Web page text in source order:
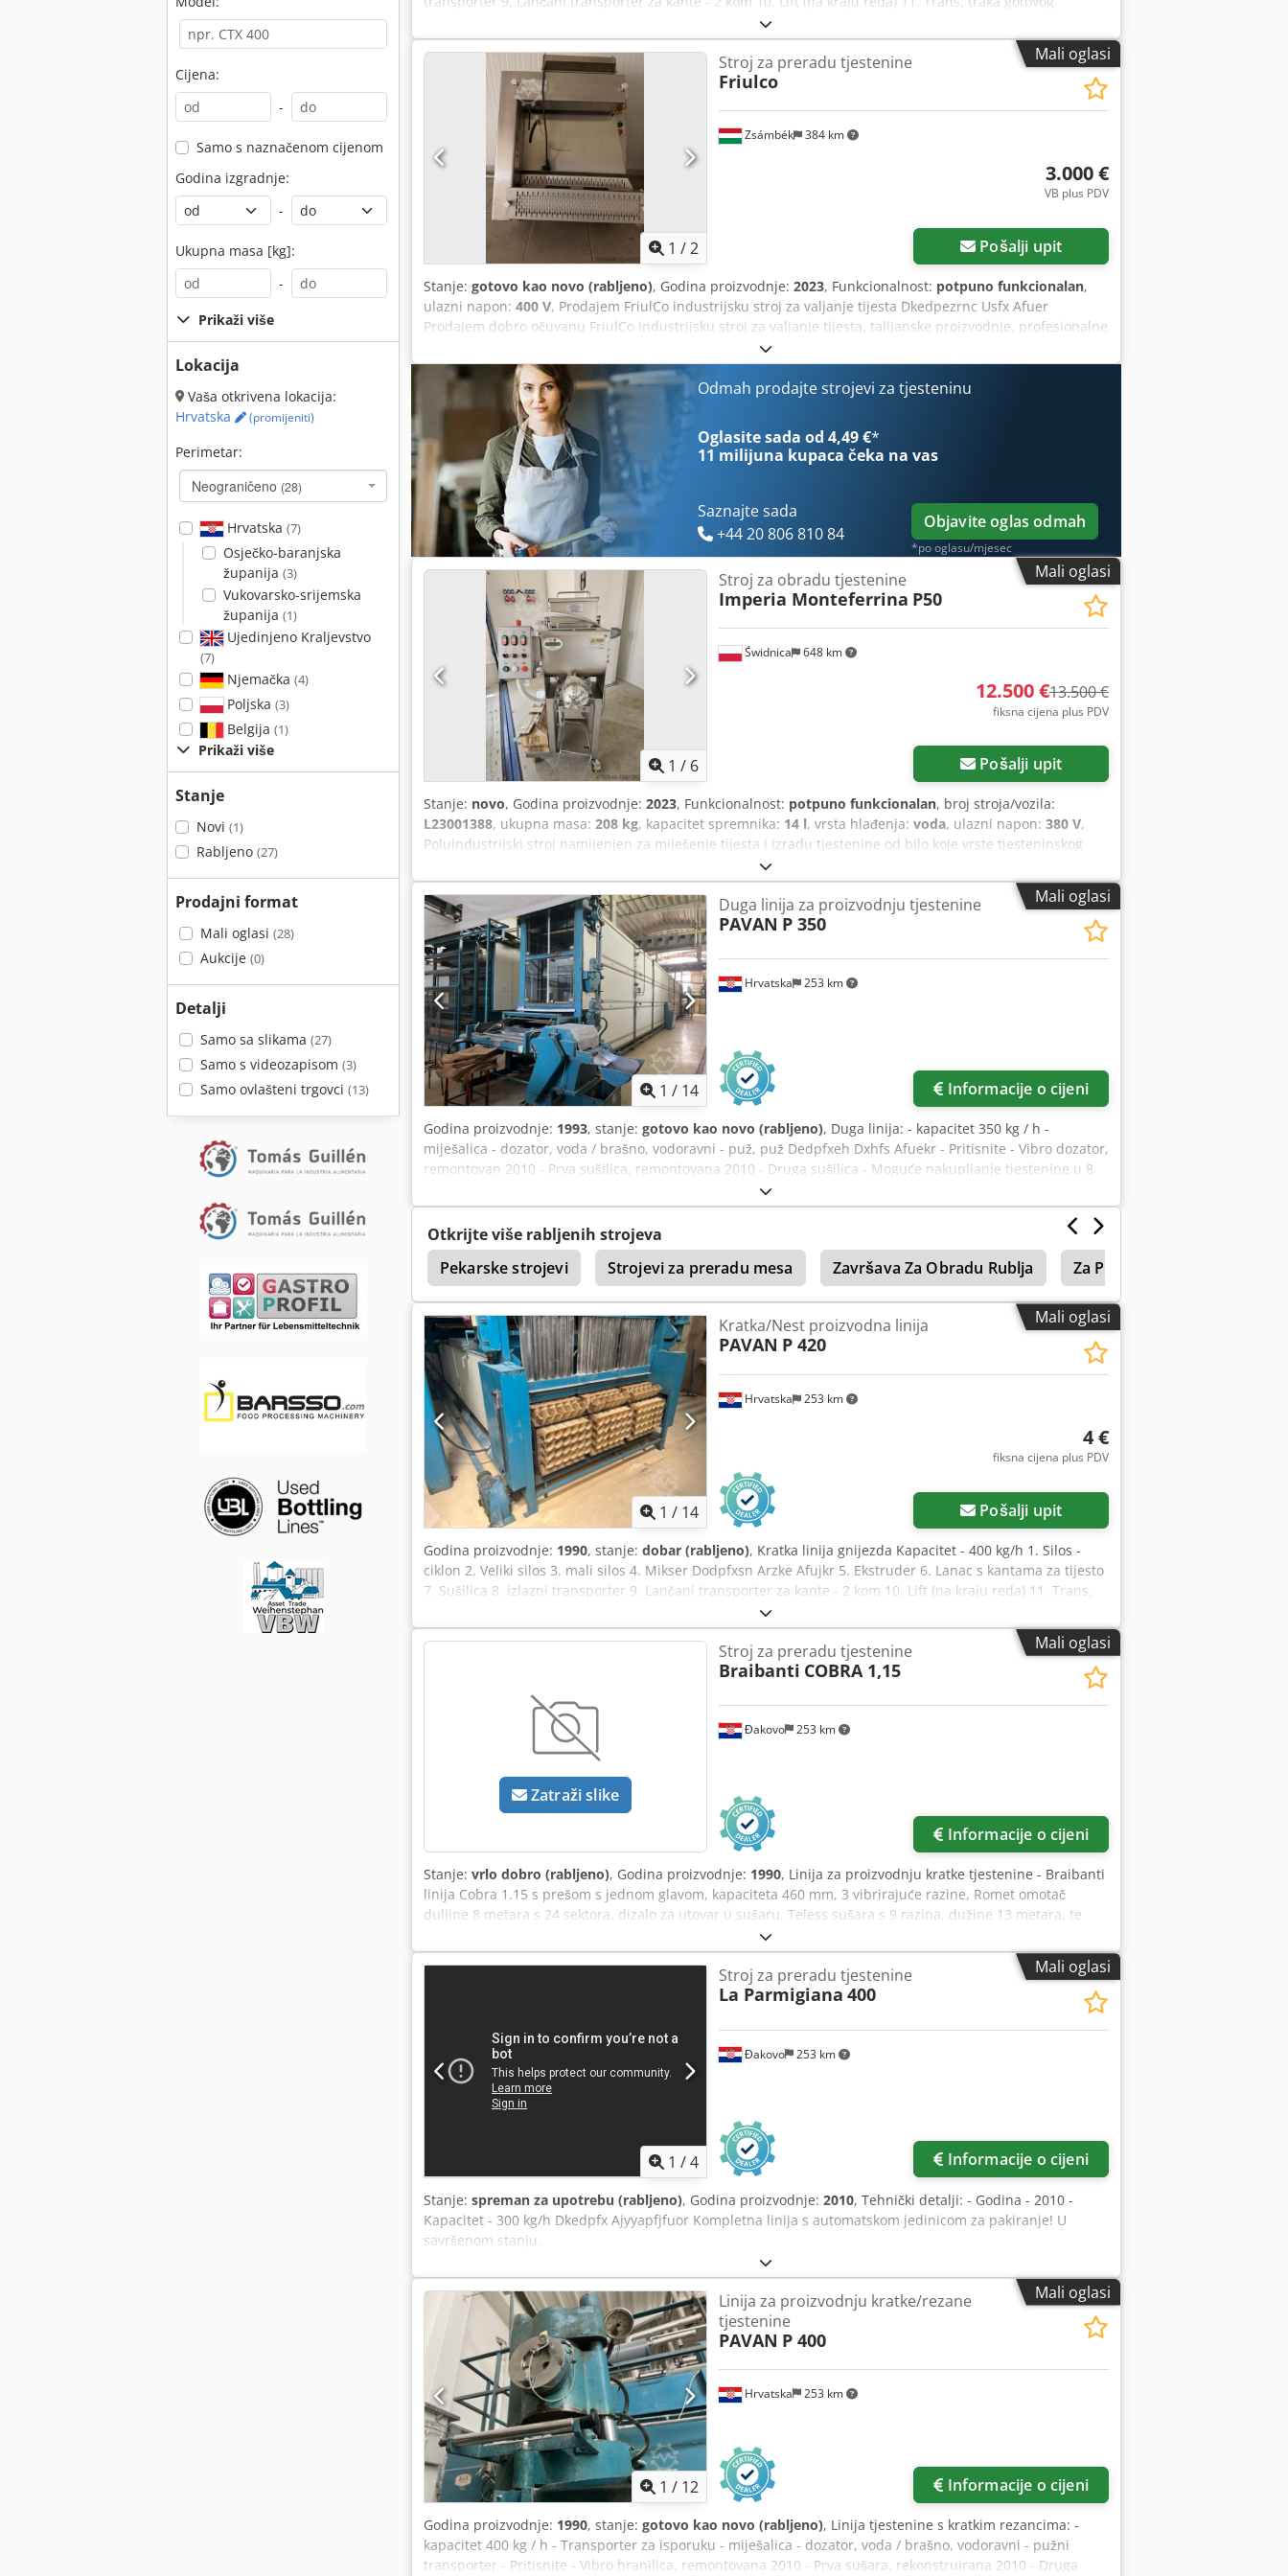
Cijena:
-
Samo s naznačenom cijenom
Godina izgradnje:
-
Ukupna masa [kg]:
-
Prikaži više
Lokacija
Vaša otkrivena lokacija:
Hrvatska
(promijeniti)
Perimetar:
Neograničeno (28)
Hrvatska (7)
Osječko-baranjska
županija (3)
Vukovarsko-srijemska
županija (1)
Ujedinjeno Kraljevstvo
(7)
Njemačka (4)
Poljska (3)
Belgija (1)
Prikaži više
Stanje
Novi (1)
Rabljeno (27)
Prodajni format
Mali oglasi (28)
Aukcije (0)
Detalji
Samo sa slikama (27)
Samo s videozapisom (3)
Samo ovlašteni trgovci (13)
proizvoda 12. Komanda pult Dkodjh Dxgzjpfx Afuer 13. El Cabinetsž NAPOMENA - Akcijska cijena - 30.000
EUR
Mali oglasi
Zatražite više slika
1 /2
Zsámbék 384 km
Stroj za preradu tjestenine
Friulco
3.000 €
VB plus PDV
Pošalji upit
Stanje: gotovo kao novo (rabljeno), Godina proizvodnje: 2023, Funkcionalnost: potpuno funkcionalan,
ulazni napon: 400 V, Prodajem FriulCo industrijsku stroj za valjanje tijesta Dkedpezrnc Usfx Afuer
Prodajem dobro očuvanu FriulCo industrijsku stroj za valjanje tijesta, talijanske proizvodnje, profesionalne
izvedbe. Idealna za pekare, slastičarnice, pizzerije, tvornice tjestenine i ugostiteljske objekte.
Karakteristike: * Robusna konstrukcija od nehrđajućeg čelika * Pouzdana talijanska kvaliteta (FriulCo) *
Ujednačeno i precizno valjanje tijesta * Jednostavno upravljanje * Lako se čisti * Dizajnirana za
industrijsku upotrebu * Opremljena sigurnosnim zaustavljanjem Stroj je izvrsno prikladan za valjanje
tijesta za pizzu, kruh, lisnato tijesto i ostala tijesta, značajno ubrzavajući radne procese i osiguravajući
ujednačenu kvalitetu. Stanje: gotovo neiskorišten (koristi se samo za testiranje), novo tehničko stanje Za
više informacija ili dogovor oko razgledavanja, slobodno se javite!
Odmah prodajte strojevi za tjesteninu
Oglasite sada od 4,49 €*
11 milijuna kupaca čeka na vas
Saznajte sada
+44 20 806 810 84
Objavite oglas odmah
*po oglasu/mjesec
Mali oglasi
1 / 6
Świdnica 648 km
Stroj za obradu tjestenine
Imperia Monteferrina P50
12.500 €13.500 €
fiksna cijena plus PDV
Pošalji upit
Stanje: novo, Godina proizvodnje: 2023, Funkcionalnost: potpuno funkcionalan, broj stroja/vozila:
L23001388, ukupna masa: 208 kg, kapacitet spremnika: 14 l, vrsta hlađenja: voda, ulazni napon: 380 V,
Poluindustrijski stroj namijenjen za miješenje tijesta i izradu tjestenine od bilo koje vrste tjesteninskog
brašna i krupice. Stroj je namijenjen za proizvodnju kratke, duge tjestenine i trakica od tijesta. Pogodan za
srednje veliku proizvodnju tjestenine kao i za napajanje rezača ili strojeva za izradu gnijezda trakama
tijesta. Svi dijelovi koji dolaze u kontakt s tijestom, kao i cijela konstrukcija, izrađeni su od nehrđajućeg
čelika. Miješalice i puž lako se uklanjaju radi čišćenja. Opremljen automatskim rezačem s kompletom
noževa. Dodatno, imam na prodaju potpuno novi set za proizvodnju penne tjestenine (2200 eura).
Dkedpfx Aew Av Snjfuor
Mali oglasi
1 / 14
Hrvatska 253 km
Duga linija za proizvodnju tjestenine
PAVAN P 350
Informacije o cijeni
Godina proizvodnje: 1993, stanje: gotovo kao novo (rabljeno), Duga linija: - kapacitet 350 kg / h -
miješalica - dozator, voda / brašno, vodoravni - puž, puž Dedpfxeh Dxhfs Afuekr - Pritisnite - Vibro dozator,
remontovan 2010 - Prva sušilica, remontovana 2010 - Druga sušilica - Moguće nakupljanje tjestenine u 8
sati - dvije suhe trake - dvije trake za sušenu tjesteninu - Detektor metala - Zapovijedi pult - El. Kabinet -
Automatska jedinica za pakiranje ( 2012 )
Otkrijte više rabljenih strojeva
Pekarske strojevi
Strojevi za preradu mesa Završava Za Obradu Rublja Za Preradu Drva
Lemken Juwel 8
Mali oglasi
1 / 14
Hrvatska 253 km
Kratka/Nest proizvodna linija
PAVAN P 420
4 €
fiksna cijena plus PDV
Pošalji upit
Godina proizvodnje: 1990, stanje: dobar (rabljeno), Kratka linija gnijezda Kapacitet - 400 kg/h 1. Silos -
ciklon 2. Veliki silos 3. mali silos 4. Mikser Dodpfxsn Arzke Afujkr 5. Ekstruder 6. Lanac s kantama za tijesto
7. Sušilica 8. izlazni transporter 9. Lančani transporter za kante - 2 kom 10. Lift (na kraju reda) 11. Trans,
traka gotovog proizvoda 12. Komanda pult 13. El kabinet 14. Jedinica za automatsko pakiranje
Mali oglasi
Zatraži slike
Đakovo 253 km
Stroj za preradu tjestenine
Braibanti COBRA 1,15
Informacije o cijeni
Stanje: vrlo dobro (rabljeno), Godina proizvodnje: 1990, Linija za proizvodnju kratke tjestenine - Braibanti
linija Cobra 1.15 s prešom s jednom glavom, kapaciteta 460 mm, 3 vibrirajuće razine, Romet omotač
duljine 8 metara s 24 sektora, dizalo za utovar u sušaru. Teless sušara s 9 razina, dužine 13 metara, te
jednodijelni tračni hladnjak. Godina - 1990/1991. Kapacitet - 1000 kg/h. Dkedpfx Aey Hfz Tofusr
Mali oglasi
1 /4
Đakovo 253 km
Stroj za preradu tjestenine
La Parmigiana 400
Informacije o cijeni
Stanje: spreman za upotrebu (rabljeno), Godina proizvodnje: 2010, Tehnički detalji: - Godina - 2010 -
Kapacitet - 300 kg/h Dkedpfx Ajyyapfjfuor Kompletna linija s automatskom jedinicom za pakiranje! U
savršenom stanju.
Mali oglasi
1 / 12
Hrvatska 253 km
Linija za proizvodnju kratke/rezane
tjestenine
PAVAN P 400
Informacije o cijeni
Godina proizvodnje: 1990, stanje: gotovo kao novo (rabljeno), Linija tjestenine s kratkim rezancima: -
kapacitet 400 kg / h - Transporter za isporuku - miješalica - dozator, voda / brašno, vodoravni - pužni
transporter - Pritisnite - Vibro hranilica, remontovana 2010 - Prva sušara, rekonstruirana 2010 - Druga